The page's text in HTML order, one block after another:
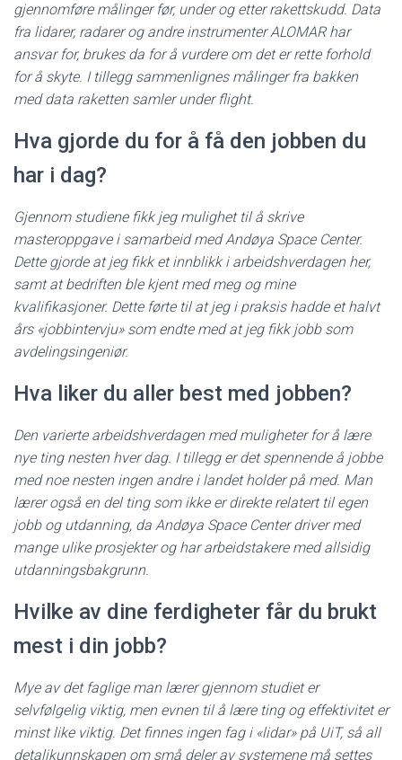
gjennomføre målinger før, under og etter rakettskudd. Data
fra lidarer, radarer og andre instrumenter ALOMAR har
ansvar for, brukes da for å vurdere om det er rette forhold
for å skyte. I tillegg sammenlignes målinger fra bakken
med data raketten samler under flight.
Hva gjorde du for å få den jobben du
har i dag?
Gjennom studiene fikk jeg mulighet til å skrive
masteroppgave i samarbeid med Andøya Space Center.
Dette gjorde at jeg fikk et innblikk i arbeidshverdagen her,
samt at bedriften ble kjent med meg og mine
kvalifikasjoner. Dette førte til at jeg i praksis hadde et halvt
års «jobbintervju» som endte med at jeg fikk jobb som
avdelingsingeniør.
Hva liker du aller best med jobben?
Den varierte arbeidshverdagen med muligheter for å lære
nye ting nesten hver dag. I tillegg er det spennende å jobbe
med noe nesten ingen andre i landet holder på med. Man
lærer også en del ting som ikke er direkte relatert til egen
jobb og utdanning, da Andøya Space Center driver med
mange ulike prosjekter og har arbeidstakere med allsidig
utdanningsbakgrunn.
Hvilke av dine ferdigheter får du brukt
mest i din jobb?
Mye av det faglige man lærer gjennom studiet er
selvfølgelig viktig, men evnen til å lære ting og effektivitet er
minst like viktig. Det finnes ingen fag i «lidar» på UiT, så all
detaljkunnskapen om små deler av systemene må settes